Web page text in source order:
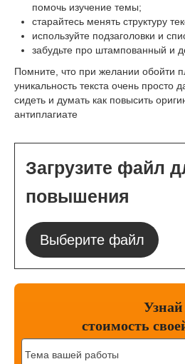
помочь изучение темы;
старайтесь менять структуру
используйте подзаголовки и
забудьте про штампованный и
Помните, что при желании обойти
уникальность текста очень просто
сидеть и думать как повысить
антиплагиате
Загрузите файл
повышения
Выберите файл
Узнай
стоимость